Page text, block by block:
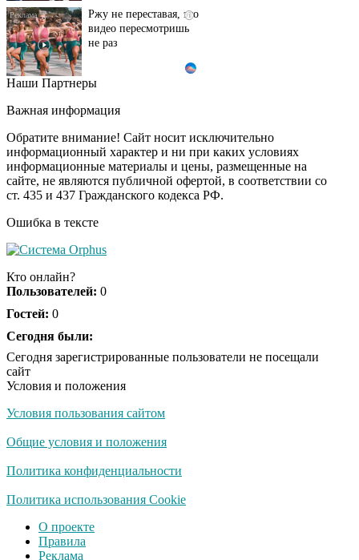
Ржу не переставая, это
видео пересмотришь
не раз
Ролик длится пару
шоке от увиденного
i
Ролик из Омска: вы
будете смеяться долго
Королева вагона
Наши Партнеры
Важная информация
Обратите внимание! Сайт носит исключительно
информационный характер и ни при каких условиях
информационные материалы и цены, размещенные на
сайте, не являются публичной офертой, в соответствии со
ст. 435 и 437 Гражданского кодекса РФ.
Ошибка в тексте
Кто онлайн?
Пользователей: 0
Гостей: 0
Сегодня были:
Сегодня зарегистрированные пользователи не посещали
сайт
Условия и положения
Условия пользования сайтом
Общие условия и положения
Политика конфиденциальности
Политика использования Cookie
О проекте
Правила
Реклама